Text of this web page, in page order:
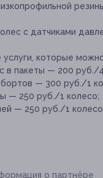
с датчиками
услуги, которые
в пакеты — 200 руб./
— 300 руб./1
— 250 руб./1 колесо;
— 250 руб./1
о партнёре